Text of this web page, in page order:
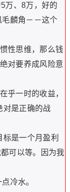
万、8万，好的
麟角－－这个
性思维，那么钱
对要养成风险意
乎一时的收益，
对是正确的战
是一个月盈利
可以等。因为我
冷水。